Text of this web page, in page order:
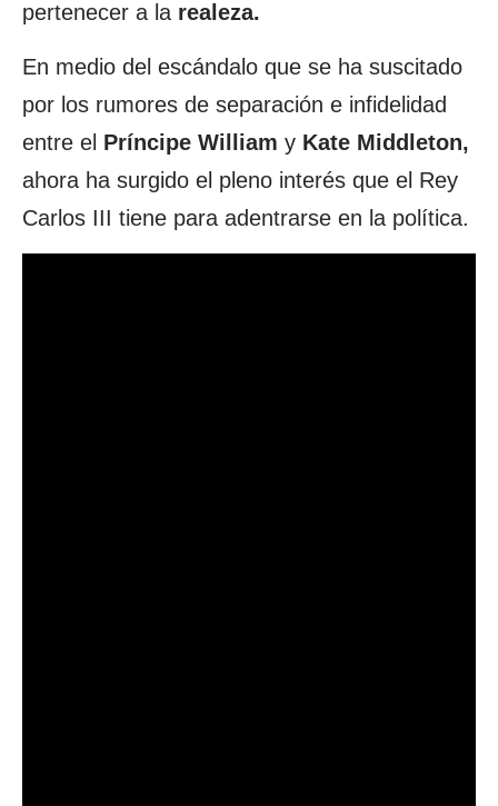
pertenecer a la realeza.
En medio del escándalo que se ha suscitado
por los rumores de separación e infidelidad
entre el Príncipe William y Kate Middleton,
ahora ha surgido el pleno interés que el Rey
Carlos III tiene para adentrarse en la política.